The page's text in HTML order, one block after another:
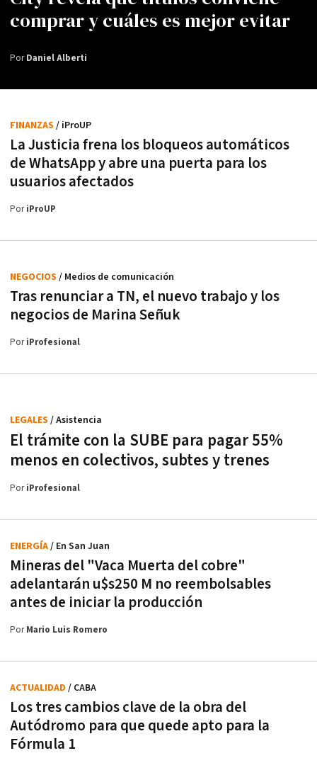
comprar y cuáles es mejor evitar
PorDaniel Alberti
La Justicia frena los bloqueos automáticos
de WhatsApp y abre una puerta para los
usuarios afectados
FINANZAS / iProUP
PoriProUP
Tras renunciar a TN, el nuevo trabajo y los
negocios de Marina Señuk
NEGOCIOS / Medios de comunicación
PoriProfesional
El trámite con la SUBE para pagar 55%
menos en colectivos, subtes y trenes
LEGALES / Asistencia
PoriProfesional
Mineras del "Vaca Muerta del cobre"
adelantarán u$s250 M no reembolsables
antes de iniciar la producción
ENERGÍA/ En San Juan
PorMario Luis Romero
Los tres cambios clave de la obra del
Autódromo para que quede apto para la
Fórmula 1
ACTUALIDAD / CABA